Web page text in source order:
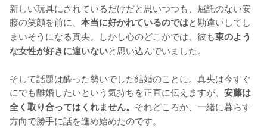
新しい玩具にされているだけだと思いつつも、屈託のない安
藤の笑顔を前に、 本当に好かれているのではと勘違いしてし
まいそうになる真央。しかし心のどこかでは、彼も東のよう
な女性が好きに違いないと思い込んでいました。
そして話題は酔った勢いでした結婚のことに。真央は今すぐ
にでも離婚したいという気持ちを正直に伝えますが、 安藤は
全く取り合ってはくれません。 それどころか、一緒に暮らす
方向で勝手に話を進め始めたのです。